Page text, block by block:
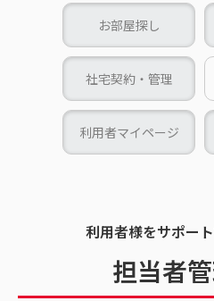
お部屋探し
社宅契約・管理
利用者マイページ
利用者様をサポー
担当者